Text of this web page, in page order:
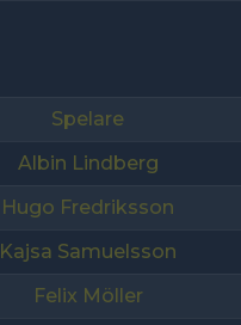
Spelare
Albin Lindberg
Hugo Fredriksson
Kajsa Samuelsson
Felix Möller